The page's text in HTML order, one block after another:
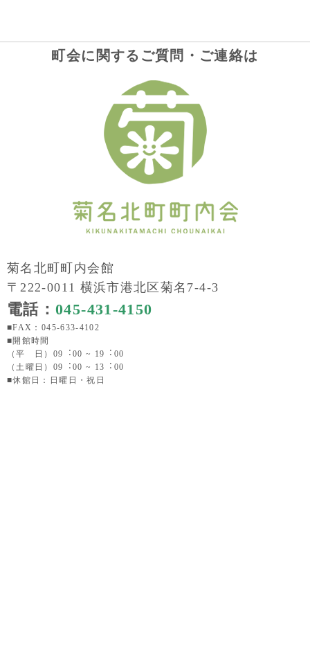
町会に関するご質問・ご連絡は
菊名北町町内会館
〒222-0011 横浜市港北区菊名7-4-3
電話：045-431-4150
■FAX：045-633-4102
■開館時間
（平 日）09︓00 ~ 19︓00
（土曜日）09︓00 ~ 13︓00
■休館日：日曜日・祝日